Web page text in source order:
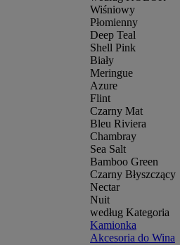
Wiśniowy
Płomienny
Deep Teal
Shell Pink
Biały
Meringue
Azure
Flint
Czarny Mat
Bleu Riviera
Chambray
Sea Salt
Bamboo Green
Czarny Błyszczący
Nectar
Nuit
według Kategoria
Kamionka
Akcesoria do Wina